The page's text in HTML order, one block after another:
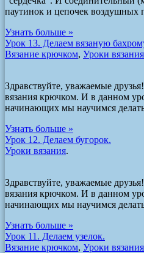
паутинок и цепочек воздушных
Узнать больше »
Урок 13. Делаем вязаную
Вязание крючком, Уроки вязания
Здравствуйте, уважаемые
вязания крючком. И в данном
начинающих мы научимся
Узнать больше »
Урок 12. Делаем бугорок.
Уроки вязания.
Здравствуйте, уважаемые
вязания крючком. И в данном
начинающих мы научимся
Узнать больше »
Урок 11. Делаем узелок.
Вязание крючком, Уроки вязания